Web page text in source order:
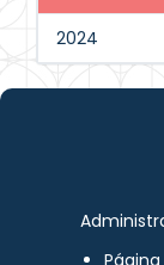
2024